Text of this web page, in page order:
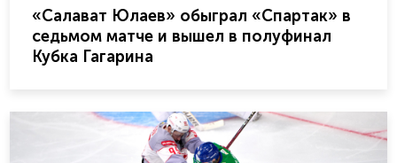
«Салават Юлаев» обыграл «Спартак» в
седьмом матче и вышел в полуфинал
Кубка Гагарина